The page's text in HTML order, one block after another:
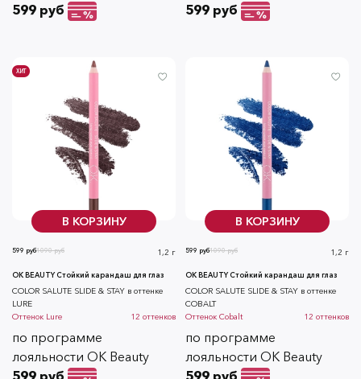
599 руб
599 руб
В КОРЗИНУ
ХИТ
1090 руб
599 руб 1,2 г
OK BEAUTY Стойкий карандаш для глаз
COLOR SALUTE SLIDE & STAY в оттенке
LURE
Оттенок Lure 12 оттенков
по программе
лояльности OK Beauty
599 руб
В КОРЗИНУ
1090 руб
599 руб 1,2 г
OK BEAUTY Стойкий карандаш для глаз
COLOR SALUTE SLIDE & STAY в оттенке
COBALT
Оттенок Cobalt 12 оттенков
по программе
лояльности OK Beauty
599 руб